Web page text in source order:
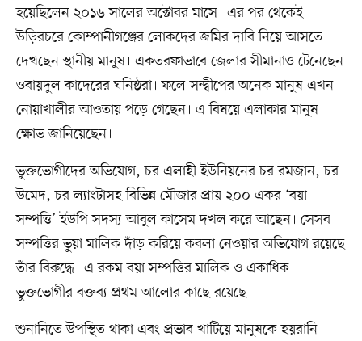
হয়েছিলেন ২০১৬ সালের অক্টোবর মাসে। এর পর থেকেই
উড়িরচরে কোম্পানীগঞ্জের লোকদের জমির দাবি নিয়ে আসতে
দেখছেন স্থানীয় মানুষ। একতরফাভাবে জেলার সীমানাও টেনেছেন
ওবায়দুল কাদেরের ঘনিষ্ঠরা। ফলে সন্দ্বীপের অনেক মানুষ এখন
নোয়াখালীর আওতায় পড়ে গেছেন। এ বিষয়ে এলাকার মানুষ
ক্ষোভ জানিয়েছেন।
ভুক্তভোগীদের অভিযোগ, চর এলাহী ইউনিয়নের চর রমজান, চর
উমেদ, চর ল্যাংটাসহ বিভিন্ন মৌজার প্রায় ২০০ একর ‘বয়া
সম্পত্তি’ ইউপি সদস্য আবুল কাসেম দখল করে আছেন। সেসব
সম্পত্তির ভুয়া মালিক দাঁড় করিয়ে কবলা নেওয়ার অভিযোগ রয়েছে
তাঁর বিরুদ্ধে। এ রকম বয়া সম্পত্তির মালিক ও একাধিক
ভুক্তভোগীর বক্তব্য প্রথম আলোর কাছে রয়েছে।
শুনানিতে উপস্থিত থাকা এবং প্রভাব খাটিয়ে মানুষকে হয়রানি